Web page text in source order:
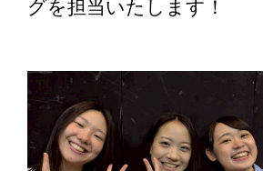
グを担当いたします！